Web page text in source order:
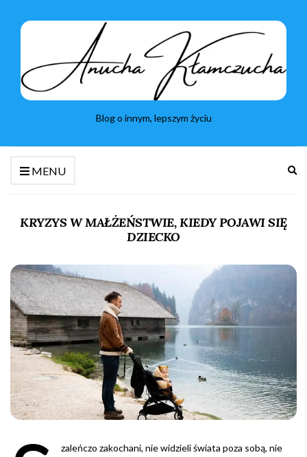
Blog o innym, lepszym życiu
MENU
KRYZYS W MAŁŻEŃSTWIE, KIEDY POJAWI SIĘ
DZIECKO
zaleńczo zakochani, nie widzieli świata poza sobą, nie